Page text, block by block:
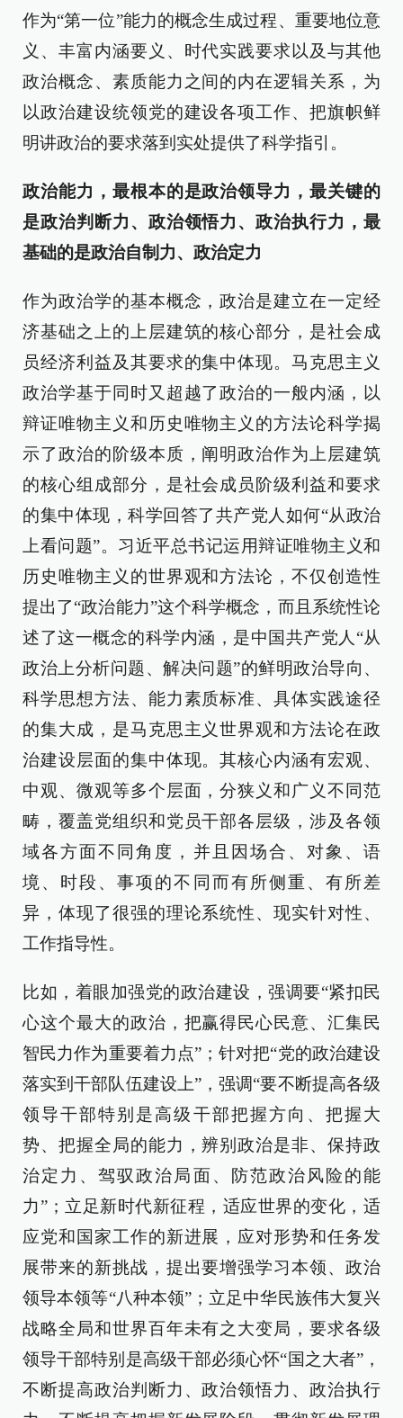
作为“第一位”能力的概念生成过程、重要地位意
义、丰富内涵要义、时代实践要求以及与其他
政治概念、素质能力之间的内在逻辑关系，为
以政治建设统领党的建设各项工作、把旗帜鲜
明讲政治的要求落到实处提供了科学指引。
政治能力，最根本的是政治领导力，最关键的
是政治判断力、政治领悟力、政治执行力，最
基础的是政治自制力、政治定力
作为政治学的基本概念，政治是建立在一定经
济基础之上的上层建筑的核心部分，是社会成
员经济利益及其要求的集中体现。马克思主义
政治学基于同时又超越了政治的一般内涵，以
辩证唯物主义和历史唯物主义的方法论科学揭
示了政治的阶级本质，阐明政治作为上层建筑
的核心组成部分，是社会成员阶级利益和要求
的集中体现，科学回答了共产党人如何“从政治
上看问题”。习近平总书记运用辩证唯物主义和
历史唯物主义的世界观和方法论，不仅创造性
提出了“政治能力”这个科学概念，而且系统性论
述了这一概念的科学内涵，是中国共产党人“从
政治上分析问题、解决问题”的鲜明政治导向、
科学思想方法、能力素质标准、具体实践途径
的集大成，是马克思主义世界观和方法论在政
治建设层面的集中体现。其核心内涵有宏观、
中观、微观等多个层面，分狭义和广义不同范
畴，覆盖党组织和党员干部各层级，涉及各领
域各方面不同角度，并且因场合、对象、语
境、时段、事项的不同而有所侧重、有所差
异，体现了很强的理论系统性、现实针对性、
工作指导性。
比如，着眼加强党的政治建设，强调要“紧扣民
心这个最大的政治，把赢得民心民意、汇集民
智民力作为重要着力点”；针对把“党的政治建设
落实到干部队伍建设上”，强调“要不断提高各级
领导干部特别是高级干部把握方向、把握大
势、把握全局的能力，辨别政治是非、保持政
治定力、驾驭政治局面、防范政治风险的能
力”；立足新时代新征程，适应世界的变化，适
应党和国家工作的新进展，应对形势和任务发
展带来的新挑战，提出要增强学习本领、政治
领导本领等“八种本领”；立足中华民族伟大复兴
战略全局和世界百年未有之大变局，要求各级
领导干部特别是高级干部必须心怀“国之大者”，
不断提高政治判断力、政治领悟力、政治执行